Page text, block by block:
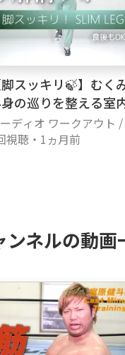
スッキリ🍃】むく
の巡りを整える室
ディオ ワークアウト
視聴 ・ 1ヵ月前
ンネルの動画